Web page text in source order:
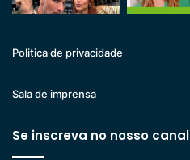
Politica de privacidade
Sala de imprensa
Se inscreva no nosso canal